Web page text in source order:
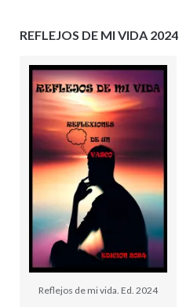
REFLEJOS DE MI VIDA 2024
Reflejos de mi vida. Ed. 2024